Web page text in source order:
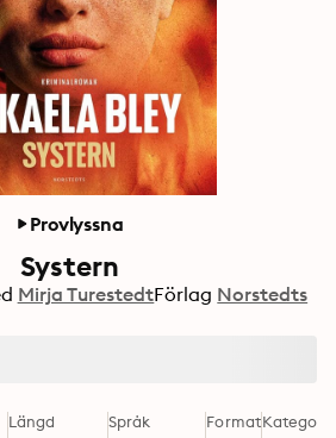
Provlyssna
Systern
Mirja TurestedtFörlag Norstedts
Längd Språk FormatKategori